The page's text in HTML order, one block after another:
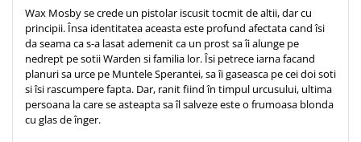
Istoria Bisericii
Misiune
Viata crestina
Contemporaneitate
Devotional
Diverse
Wax Mosby se crede un pistolar iscusit tocmit de altii, dar cu
principii. Însa identitatea aceasta este profund afectata cand îsi
da seama ca s-a lasat ademenit ca un prost sa îi alunge pe
nedrept pe sotii Warden si familia lor. Îsi petrece iarna facand
planuri sa urce pe Muntele Sperantei, sa îi gaseasca pe cei doi soti
si îsi rascumpere fapta. Dar, ranit fiind în timpul urcusului, ultima
persoana la care se asteapta sa îl salveze este o frumoasa blonda
cu glas de înger.